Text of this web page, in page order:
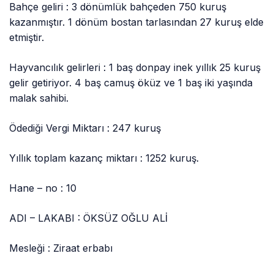
Bahçe geliri : 3 dönümlük bahçeden 750 kuruş
kazanmıştır. 1 dönüm bostan tarlasından 27 kuruş elde
etmiştir.
Hayvancılık gelirleri : 1 baş donpay inek yıllık 25 kuruş
gelir getiriyor. 4 baş camuş öküz ve 1 baş iki yaşında
malak sahibi.
Ödediği Vergi Miktarı : 247 kuruş
Yıllık toplam kazanç miktarı : 1252 kuruş.
Hane – no : 10
ADI – LAKABI : ÖKSÜZ OĞLU ALİ
Mesleği : Ziraat erbabı